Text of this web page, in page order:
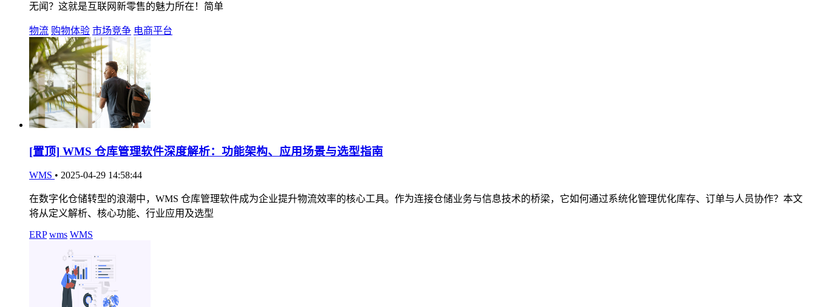
无闻？这就是互联网新零售的魅力所在！简单
物流 购物体验 市场竞争 电商平台
[置顶] WMS 仓库管理软件深度解析：功能架构、应用场景与选型指南
WMS • 2025-04-29 14:58:44
在数字化仓储转型的浪潮中，WMS 仓库管理软件成为企业提升物流效率的核心工具。作为连接仓储业务与信息技术的桥梁，它如何通过系统化管理优化库存、订单与人员协作？本文
将从定义解析、核心功能、行业应用及选型
ERP wms WMS